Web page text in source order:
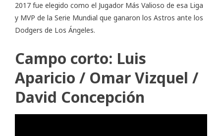
2017 fue elegido como el Jugador Más Valioso de esa Liga
y MVP de la Serie Mundial que ganaron los Astros ante los
Dodgers de Los Ángeles.
Campo corto: Luis
Aparicio / Omar Vizquel /
David Concepción